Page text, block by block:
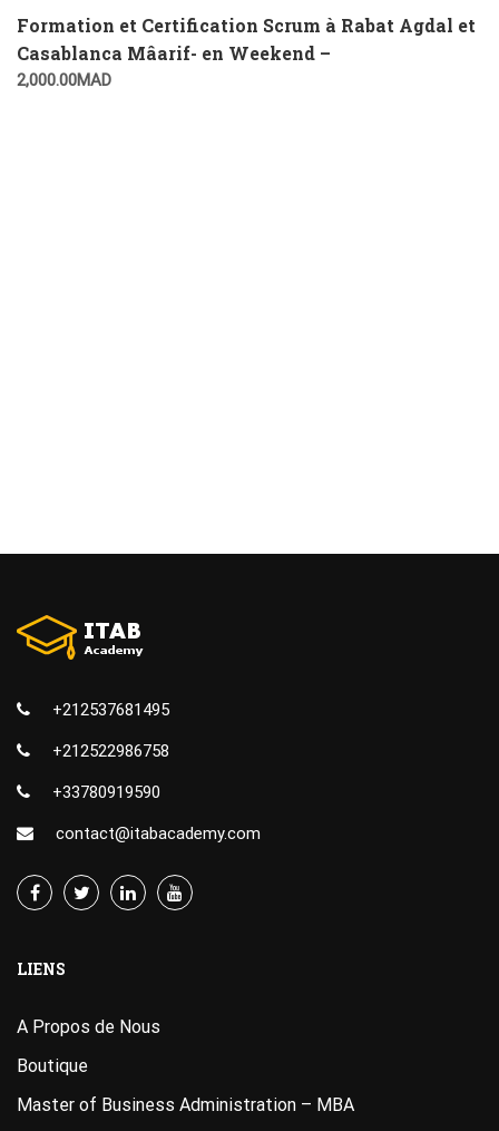
Formation et Certification Scrum à Rabat Agdal et
Casablanca Mâarif- en Weekend –
2,000.00MAD
+212537681495
+212522986758
+33780919590
contact@itabacademy.com
LIENS
A Propos de Nous
Boutique
Master of Business Administration – MBA